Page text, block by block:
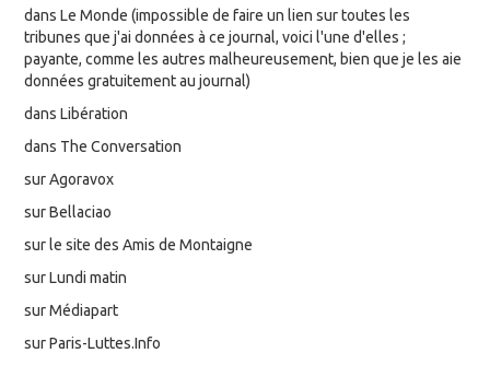
dans Le Monde (impossible de faire un lien sur toutes les
tribunes que j'ai données à ce journal, voici l'une d'elles ;
payante, comme les autres malheureusement, bien que je les aie
données gratuitement au journal)
dans Libération
dans The Conversation
sur Agoravox
sur Bellaciao
sur le site des Amis de Montaigne
sur Lundi matin
sur Médiapart
sur Paris-Luttes.Info